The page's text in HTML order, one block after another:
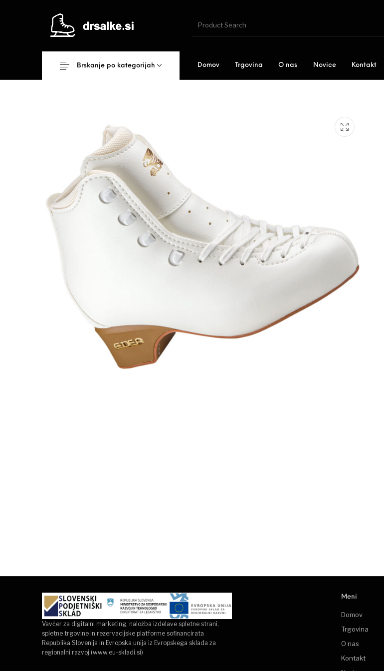
Domov Trgovina O nas Novice Kontakt
Brskanje po kategorijah
Novo
Vavčer za digitalni marketing, naložba izdelave spletne strani,
spletne trgovine in rezervacijske platforme sofinancirata
Republika Slovenija in Evropska unija iz Evropskega sklada za
regionalni razvoj (www.eu-skladi.si)
Meni
Domov
Trgovina
O nas
Kontakt